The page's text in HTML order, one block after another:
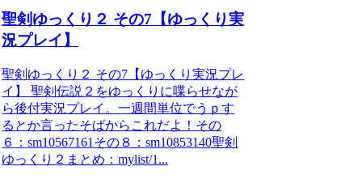
聖剣ゆっくり２ その7【ゆっくり実
況プレイ】
聖剣ゆっくり２ その7【ゆっくり実況プレ
イ】 聖剣伝説２をゆっくりに喋らせなが
ら後付実況プレイ。一週間単位でうｐす
るとか言ったそばからこれだよ！その
６：sm10567161その８：sm10853140聖剣
ゆっくり２まとめ：mylist/1...